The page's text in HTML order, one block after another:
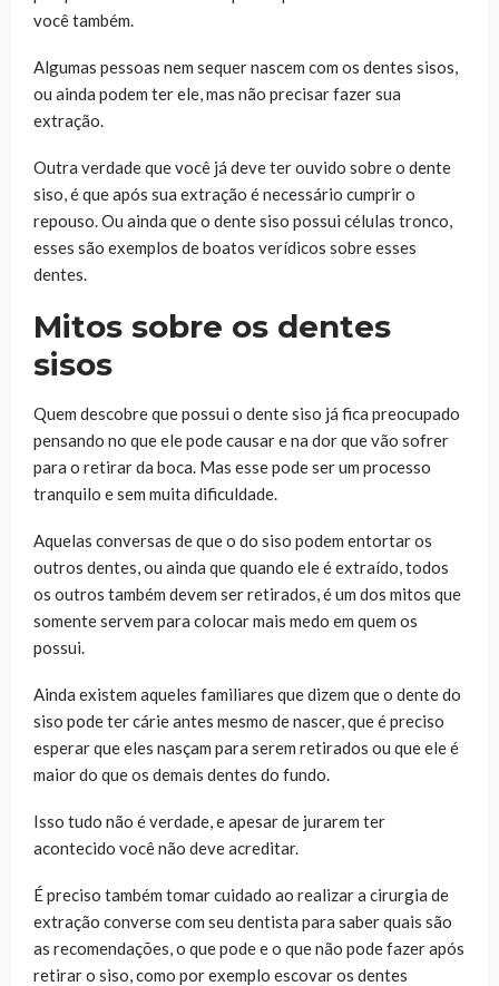
você também.
Algumas pessoas nem sequer nascem com os dentes sisos,
ou ainda podem ter ele, mas não precisar fazer sua
extração.
Outra verdade que você já deve ter ouvido sobre o dente
siso, é que após sua extração é necessário cumprir o
repouso. Ou ainda que o dente siso possui células tronco,
esses são exemplos de boatos verídicos sobre esses
dentes.
Mitos sobre os dentes
sisos
Quem descobre que possui o dente siso já fica preocupado
pensando no que ele pode causar e na dor que vão sofrer
para o retirar da boca. Mas esse pode ser um processo
tranquilo e sem muita dificuldade.
Aquelas conversas de que o do siso podem entortar os
outros dentes, ou ainda que quando ele é extraído, todos
os outros também devem ser retirados, é um dos mitos que
somente servem para colocar mais medo em quem os
possui.
Ainda existem aqueles familiares que dizem que o dente do
siso pode ter cárie antes mesmo de nascer, que é preciso
esperar que eles nasçam para serem retirados ou que ele é
maior do que os demais dentes do fundo.
Isso tudo não é verdade, e apesar de jurarem ter
acontecido você não deve acreditar.
É preciso também tomar cuidado ao realizar a cirurgia de
extração converse com seu dentista para saber quais são
as recomendações, o que pode e o que não pode fazer após
retirar o siso, como por exemplo escovar os dentes